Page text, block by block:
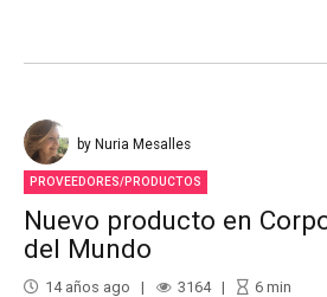
by Nuria Mesalles
PROVEEDORES/PRODUCTOS
Nuevo producto en
del Mundo
14 años ago 3164 6min